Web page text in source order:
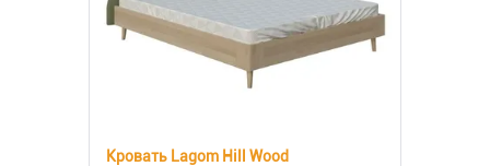
Кровать Lagom Hill Wood